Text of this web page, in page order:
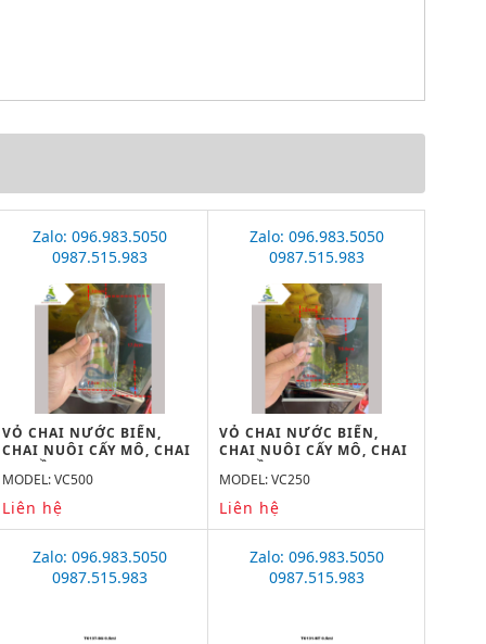
Zalo: 096.983.5050
0987.515.983
VỎ CHAI NƯỚC BIỂN,
CHAI NUÔI CẤY MÔ, CHAI
TRUYỀN DỊCH 500ML
MODEL: VC500
Liên hệ
Zalo: 096.983.5050
0987.515.983
VỎ CHAI NƯỚC BIỂN,
CHAI NUÔI CẤY MÔ, CHAI
TRUYỀN DỊCH 250ML
MODEL: VC250
Liên hệ
Zalo: 096.983.5050
0987.515.983
Zalo: 096.983.5050
0987.515.983